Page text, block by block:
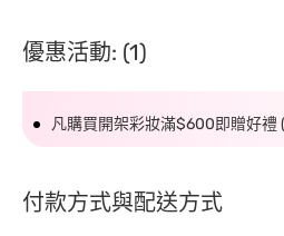
優惠活動: (1)
凡購買開架彩妝滿$600即贈好禮
付款方式與配送方式